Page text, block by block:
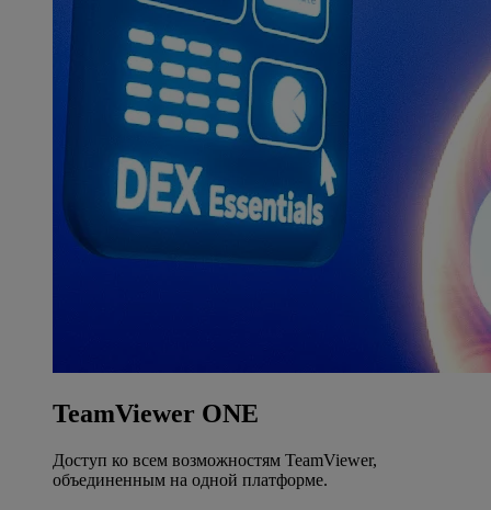
TeamViewer ONE
Доступ ко всем возможностям TeamViewer,
объединенным на одной платформе.